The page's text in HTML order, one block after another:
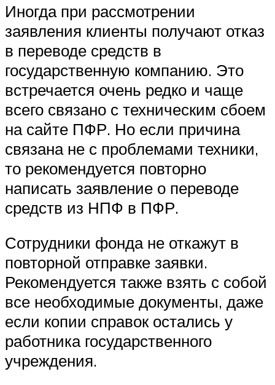
Иногда при рассмотрении
заявления клиенты получают отказ
в переводе средств в
государственную компанию. Это
встречается очень редко и чаще
всего связано с техническим сбоем
на сайте ПФР. Но если причина
связана не с проблемами техники,
то рекомендуется повторно
написать заявление о переводе
средств из НПФ в ПФР.
Сотрудники фонда не откажут в
повторной отправке заявки.
Рекомендуется также взять с собой
все необходимые документы, даже
если копии справок остались у
работника государственного
учреждения.